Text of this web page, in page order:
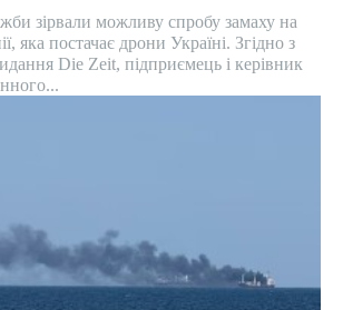
зірвали можливу спробу замаху на
яка постачає дрони Україні. Згідно з
Die Zeit, підприємець і керівник